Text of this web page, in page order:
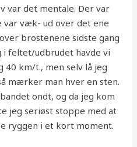
var det mentale. Der var
væk- ud over det ene
brostenene sidste gang
i feltet/udbrudet havde vi
km/t., men selv lå jeg
mærker man hver en sten.
ondt, og da jeg kom
jeg seriøst stoppe med at
ryggen i et kort moment.